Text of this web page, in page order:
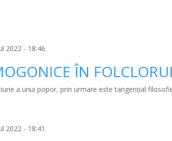
2022 - 18:46.
ÎN
a unui popor, prin urmare este tangenţial
2022 - 18:41.